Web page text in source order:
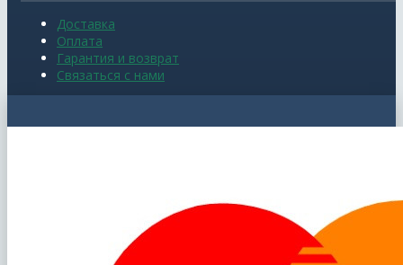
Доставка
Оплата
Гарантия и возврат
Связаться с нами